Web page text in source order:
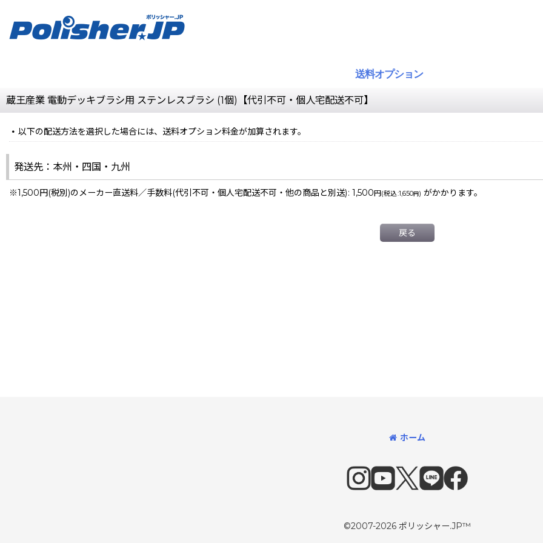
送料オプション
蔵王産業 電動デッキブラシ用 ステンレスブラシ (1個)【代引不可・個人宅配送不可】
以下の配送方法を選択した場合には、送料オプション料金が加算されます。
発送先：本州・四国・九州
※1,500円(税別)のメーカー直送料／手数料(代引不可・個人宅配送不可・他の商品と別送): 1,500円(税込:1,650円) がかかります。
戻る
ホーム
©2007-2026 ポリッシャー.JP™